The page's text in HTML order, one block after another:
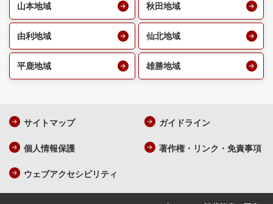
山本地域 秋田地域
由利地域 仙北地域
平鹿地域 雄勝地域
サイトマップ ガイドライン
個人情報保護 著作権・リンク・免責事項
ウェブアクセシビリティ